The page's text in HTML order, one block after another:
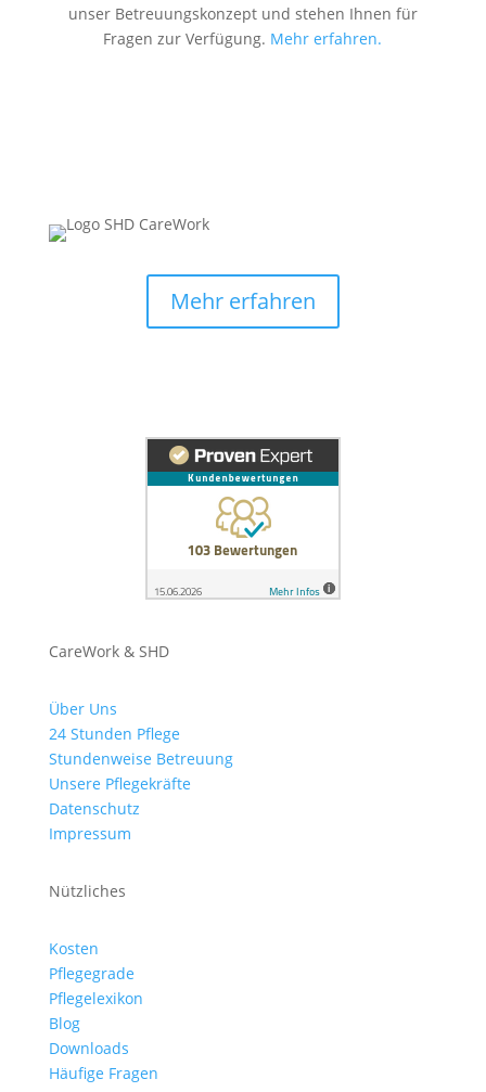
unser Betreuungskonzept und stehen Ihnen für
Fragen zur Verfügung. Mehr erfahren.
Mehr erfahren
CareWork & SHD
Über Uns
24 Stunden Pflege
Stundenweise Betreuung
Unsere Pflegekräfte
Datenschutz
Impressum
Nützliches
Kosten
Pflegegrade
Pflegelexikon
Blog
Downloads
Häufige Fragen